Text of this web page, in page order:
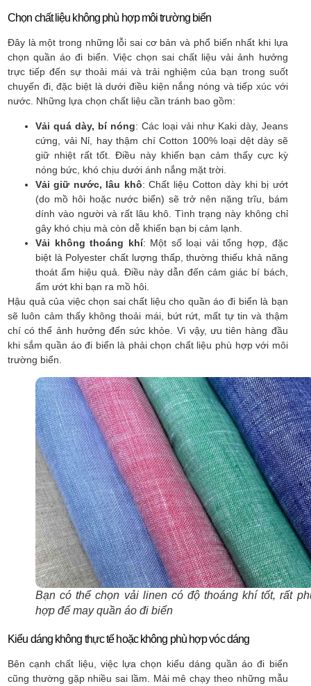
Chọn chất liệu không phù hợp môi trường biển
Đây là một trong những lỗi sai cơ bản và phổ biến nhất khi lựa
chọn quần áo đi biển. Việc chọn sai chất liệu vải ảnh hưởng
trực tiếp đến sự thoải mái và trải nghiệm của bạn trong suốt
chuyến đi, đặc biệt là dưới điều kiện nắng nóng và tiếp xúc với
nước. Những lựa chọn chất liệu cần tránh bao gồm:
Vải quá dày, bí nóng: Các loại vải như Kaki dày, Jeans
cứng, vải Nỉ, hay thậm chí Cotton 100% loại dệt dày sẽ
giữ nhiệt rất tốt. Điều này khiến bạn cảm thấy cực kỳ
nóng bức, khó chịu dưới ánh nắng mặt trời.
Vải giữ nước, lâu khô: Chất liệu Cotton dày khi bị ướt
(do mồ hôi hoặc nước biển) sẽ trở nên nặng trĩu, bám
dính vào người và rất lâu khô. Tình trạng này không chỉ
gây khó chịu mà còn dễ khiến bạn bị cảm lạnh.
Vải không thoáng khí: Một số loại vải tổng hợp, đặc
biệt là Polyester chất lượng thấp, thường thiếu khả năng
thoát ẩm hiệu quả. Điều này dẫn đến cảm giác bí bách,
ẩm ướt khi bạn ra mồ hôi.
Hậu quả của việc chọn sai chất liệu cho quần áo đi biển là bạn
sẽ luôn cảm thấy không thoải mái, bứt rứt, mất tự tin và thậm
chí có thể ảnh hưởng đến sức khỏe. Vì vậy, ưu tiên hàng đầu
khi sắm quần áo đi biển là phải chọn chất liệu phù hợp với môi
trường biển.
Bạn có thể chọn vải linen có độ thoáng khí tốt, rất
hợp để may quần áo đi biển
Kiểu dáng không thực tế hoặc không phù hợp vóc dáng
Bên cạnh chất liệu, việc lựa chọn kiểu dáng quần áo đi biển
cũng thường gặp nhiều sai lầm. Mải mê chạy theo những mẫu